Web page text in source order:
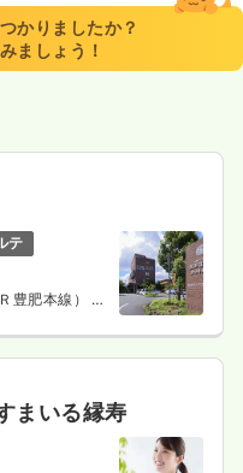
ランク可
新卒可
かりましたか？
ましょう！
テ
豊肥本線） 車
まいる縁寿